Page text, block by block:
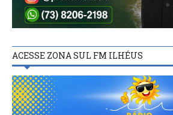
ACESSE ZONA SUL FM ILHÉUS